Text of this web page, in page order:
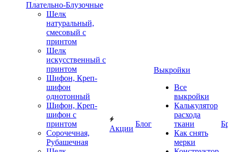
Плательно-Блузочные
Шелк
натуральный,
смесовый с
принтом
Шелк
искусственный с
принтом
Шифон, Креп-
шифон
однотонный
Шифон, Креп-
шифон с
принтом
Сорочечная,
Рубашечная
Акции
Блог
Выкройки
Все
выкройки
Калькулятор
расхода
ткани
Как снять
мерки